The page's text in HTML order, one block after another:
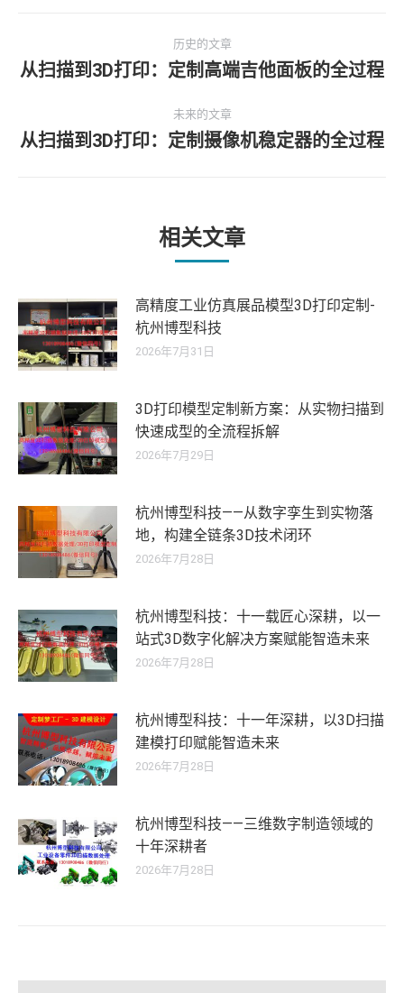
章
航
历史的文章
历
的
文
从扫描到3D打印：定制高端吉他面板的全过程
未来的文章
未
章：
从扫描到3D打印：定制摄像机稳定器的全过程
相关文章
高精度工业仿真展品模型3D打印定制-
杭州博型科技
2026年7月31日
3D打印模型定制新方案：从实物扫描到
快速成型的全流程拆解
2026年7月29日
杭州博型科技——从数字孪生到实物落
地，构建全链条3D技术闭环
2026年7月28日
杭州博型科技：十一载匠心深耕，以一
站式3D数字化解决方案赋能智造未来
2026年7月28日
杭州博型科技：十一年深耕，以3D扫描
建模打印赋能智造未来
2026年7月28日
杭州博型科技——三维数字制造领域的
十年深耕者
2026年7月28日